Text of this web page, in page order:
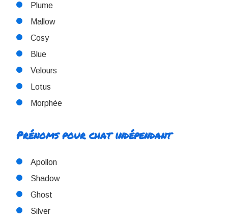
Plume
Mallow
Cosy
Blue
Velours
Lotus
Morphée
Prénoms pour chat indépendant
Apollon
Shadow
Ghost
Silver